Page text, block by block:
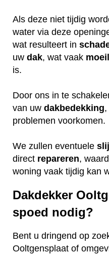
Als deze niet tijdig
water via deze
wat resulteert in
uw dak, wat vaak
is.
Door ons in te
van uw dakbedekking
problemen voorkomen.
We zullen eventuele
direct repareren,
woning vaak tijdig kan
Dakdekker
spoed nodig?
Bent u dringend op
Ooltgensplaat of